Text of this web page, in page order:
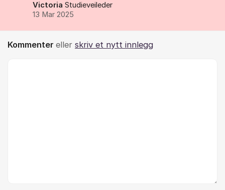
Victoria Studieveileder
13 Mar 2025
Kommenter eller skriv et nytt innlegg